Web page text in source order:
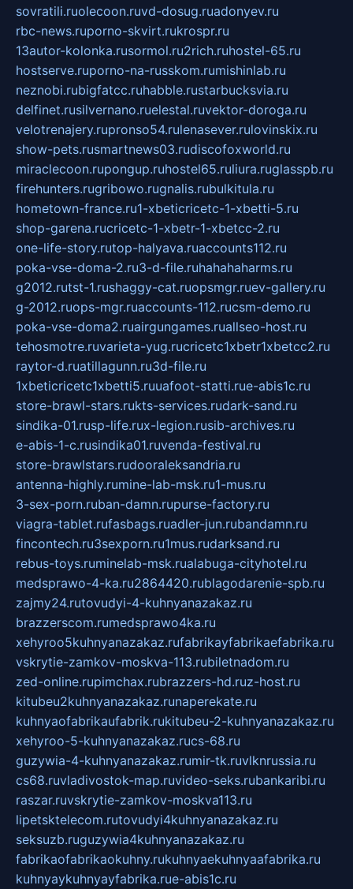
sovratili.ruolecoon.ruvd-dosug.ruadonyev.ru
rbc-news.ruporno-skvirt.rukrospr.ru
13autor-kolonka.rusormol.ru2rich.ruhostel-65.ru
hostserve.ruporno-na-russkom.rumishinlab.ru
neznobi.rubigfatcc.ruhabble.rustarbucksvia.ru
delfinet.rusilvernano.ruelestal.ruvektor-doroga.ru
velotrenajery.rupronso54.rulenasever.rulovinskix.ru
show-pets.rusmartnews03.rudiscofoxworld.ru
miraclecoon.rupongup.ruhostel65.ruliura.ruglasspb.ru
firehunters.rugribowo.rugnalis.rubulkitula.ru
hometown-france.ru1-xbeticricetc-1-xbetti-5.ru
shop-garena.rucricetc-1-xbetr-1-xbetcc-2.ru
one-life-story.rutop-halyava.ruaccounts112.ru
poka-vse-doma-2.ru3-d-file.ruhahahaharms.ru
g2012.rutst-1.rushaggy-cat.ruopsmgr.ruev-gallery.ru
g-2012.ruops-mgr.ruaccounts-112.rucsm-demo.ru
poka-vse-doma2.ruairgungames.ruallseo-host.ru
tehosmotre.ruvarieta-yug.rucricetc1xbetr1xbetcc2.ru
raytor-d.ruatillagunn.ru3d-file.ru
1xbeticricetc1xbetti5.ruuafoot-statti.rue-abis1c.ru
store-brawl-stars.rukts-services.rudark-sand.ru
sindika-01.rusp-life.rux-legion.rusib-archives.ru
e-abis-1-c.rusindika01.ruvenda-festival.ru
store-brawlstars.rudooraleksandria.ru
antenna-highly.rumine-lab-msk.ru1-mus.ru
3-sex-porn.ruban-damn.rupurse-factory.ru
viagra-tablet.rufasbags.ruadler-jun.rubandamn.ru
fincontech.ru3sexporn.ru1mus.rudarksand.ru
rebus-toys.ruminelab-msk.rualabuga-cityhotel.ru
medsprawo-4-ka.ru2864420.rublagodarenie-spb.ru
zajmy24.rutovudyi-4-kuhnyanazakaz.ru
brazzerscom.rumedsprawo4ka.ru
xehyroo5kuhnyanazakaz.rufabrikayfabrikaefabrika.ru
vskrytie-zamkov-moskva-113.rubiletnadom.ru
zed-online.rupimchax.rubrazzers-hd.ruz-host.ru
kitubeu2kuhnyanazakaz.runaperekate.ru
kuhnyaofabrikaufabrik.rukitubeu-2-kuhnyanazakaz.ru
xehyroo-5-kuhnyanazakaz.rucs-68.ru
guzywia-4-kuhnyanazakaz.rumir-tk.ruvlknrussia.ru
cs68.ruvladivostok-map.ruvideo-seks.rubankaribi.ru
raszar.ruvskrytie-zamkov-moskva113.ru
lipetsktelecom.rutovudyi4kuhnyanazakaz.ru
seksuzb.ruguzywia4kuhnyanazakaz.ru
fabrikaofabrikaokuhny.rukuhnyaekuhnyaafabrika.ru
kuhnyaykuhnyayfabrika.rue-abis1c.ru